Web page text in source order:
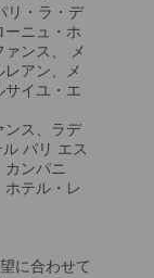
リ・ラ・デ
ーニュ・ホ
ンス、 メ
アン、メ
イユ・エ
ンス、ラデ
パリ エス
ンパニ
テル・レ
に合わせて